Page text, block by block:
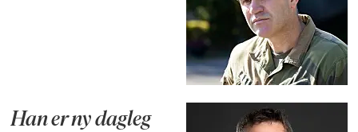
Han er ny dagleg